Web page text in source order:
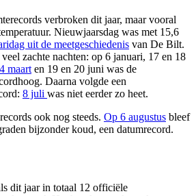
verbroken dit jaar, maar vooral
Nieuwjaarsdag was met 15,6
uit de meetgeschiedenis van De Bilt.
zachte nachten: op 6 januari, 17 en 18
maart en 19 en 20 juni was de
Daarna volgde een
8 juli was niet eerder zo heet.
ook nog steeds. Op 6 augustus bleef
bijzonder koud, een datumrecord.
dit jaar in totaal 12 officiële